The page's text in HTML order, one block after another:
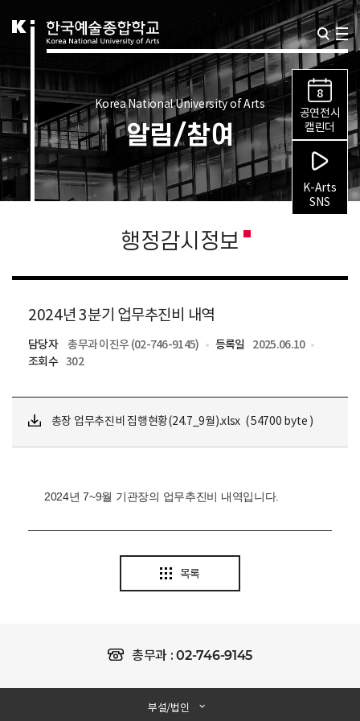
8
공연전시
캘린더
K-Arts
SNS
Korea National University of Arts
알림/참여
행정감시정보
2024년 3분기 업무추진비 내역
담당자 총무과 이진우 (02-746-9145) 등록일
2025.06.10
조회수 302
총장 업무추진비 집행현황(24.7_9월).xlsx ( 54700 byte )
2024년 7~9월 기관장의 업무추진비 내역입니다.
목록
총무과 :02-746-9145
부설/법인